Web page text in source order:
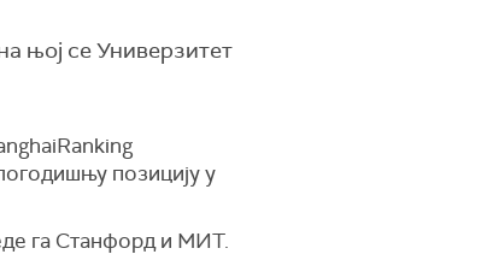
њој се Универзитет
позицију у
га Станфорд и МИТ.